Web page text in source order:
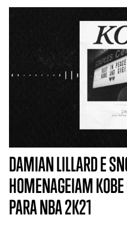
DAMIAN LILLARD E
HOMENAGEIAM
PARA NBA 2K21